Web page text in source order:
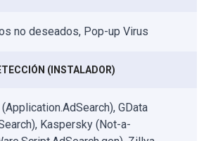
no deseados, Pop-up Virus
(INSTALADOR)
GData
Kaspersky (Not-a-